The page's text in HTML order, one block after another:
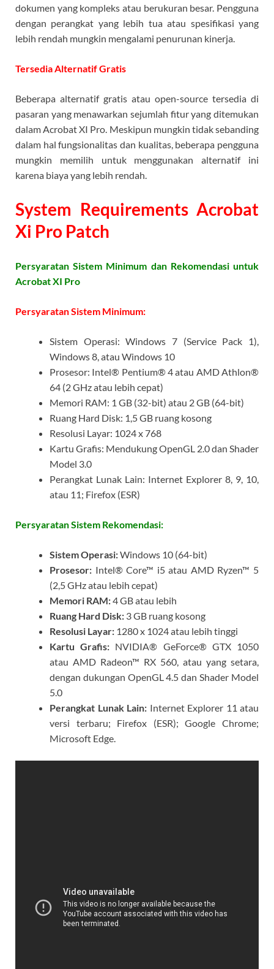
dokumen yang kompleks atau berukuran besar. Pengguna
dengan perangkat yang lebih tua atau spesifikasi yang
lebih rendah mungkin mengalami penurunan kinerja.
Tersedia Alternatif Gratis
Beberapa alternatif gratis atau open-source tersedia di
pasaran yang menawarkan sejumlah fitur yang ditemukan
dalam Acrobat XI Pro. Meskipun mungkin tidak sebanding
dalam hal fungsionalitas dan kualitas, beberapa pengguna
mungkin memilih untuk menggunakan alternatif ini
karena biaya yang lebih rendah.
System Requirements Acrobat
Xi Pro Patch
Persyaratan Sistem Minimum dan Rekomendasi untuk
Acrobat XI Pro
Persyaratan Sistem Minimum:
Sistem Operasi: Windows 7 (Service Pack 1),
Windows 8, atau Windows 10
Prosesor: Intel® Pentium® 4 atau AMD Athlon®
64 (2 GHz atau lebih cepat)
Memori RAM: 1 GB (32-bit) atau 2 GB (64-bit)
Ruang Hard Disk: 1,5 GB ruang kosong
Resolusi Layar: 1024 x 768
Kartu Grafis: Mendukung OpenGL 2.0 dan Shader
Model 3.0
Perangkat Lunak Lain: Internet Explorer 8, 9, 10,
atau 11; Firefox (ESR)
Persyaratan Sistem Rekomendasi:
Sistem Operasi:Windows 10 (64-bit)
Prosesor: Intel® Core™ i5 atau AMD Ryzen™ 5
(2,5 GHz atau lebih cepat)
Memori RAM:4 GB atau lebih
Ruang Hard Disk: 3 GB ruang kosong
Resolusi Layar: 1280 x 1024 atau lebih tinggi
Kartu Grafis: NVIDIA® GeForce® GTX 1050
atau AMD Radeon™ RX 560, atau yang setara,
dengan dukungan OpenGL 4.5 dan Shader Model
5.0
Perangkat Lunak Lain: Internet Explorer 11 atau
versi terbaru; Firefox (ESR); Google Chrome;
Microsoft Edge.